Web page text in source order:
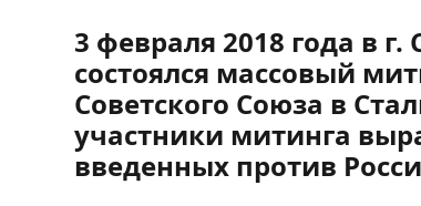
3 февраля 2018 года в
состоялся массовый
Советского Союза в
участники митинга
введенных против